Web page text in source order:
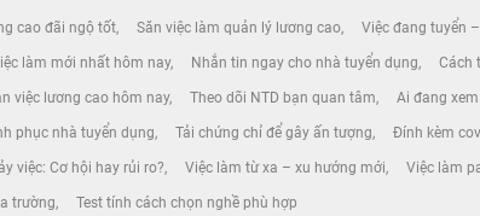
cao đãi ngộ tốt Săn việc làm quản lý lương cao Việc đang tuyển
làm mới nhất hôm nay Nhắn tin ngay cho nhà tuyển dụng Cách
việc lương cao hôm nay Theo dõi NTD bạn quan tâm Ai đang
phục nhà tuyển dụng Tải chứng chỉ để gây ấn tượng Đính kèm
việc: Cơ hội hay rủi ro? Việc làm từ xa – xu hướng mới Việc làm
trường Test tính cách chọn nghề phù hợp